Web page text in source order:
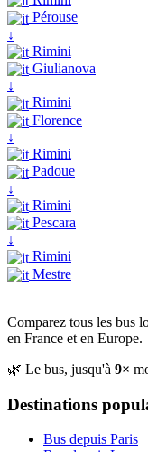
Pérouse
↓
Rimini
Giulianova
↓
Rimini
Florence
↓
Rimini
Padoue
↓
Rimini
Pescara
↓
Rimini
Mestre
Comparez tous les bus
en France et en Europe.
🌿 Le bus, jusqu'à 9×
Destinations
Bus depuis Paris